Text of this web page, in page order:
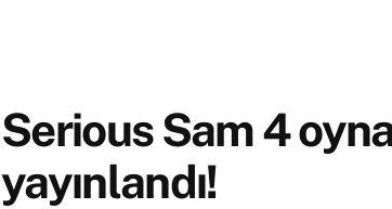
Serious Sam 4
yayınlandı!